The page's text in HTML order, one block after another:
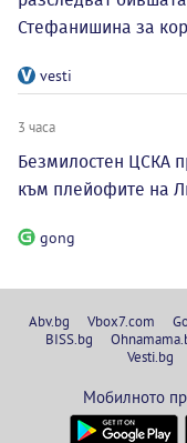
Стефанишина за
vesti
3 часа
Безмилостен ЦСКА
към плейофите на
gong
Abv.bg Vbox7.com
BISS.bg
Vesti.bg
Мобилното